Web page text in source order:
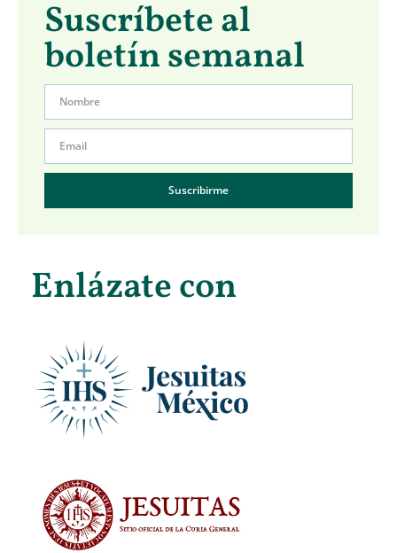
Suscríbete al
boletín semanal
Suscribirme
Enlázate con